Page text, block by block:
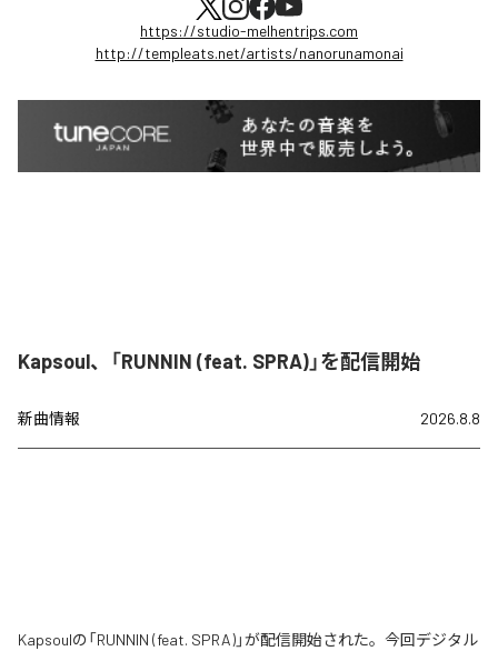
https://studio-melhentrips.com
http://templeats.net/artists/nanorunamonai
Kapsoul、「RUNNIN (feat. SPRA)」を配信開始
新曲情報 2026.8.8
Kapsoulの「RUNNIN (feat. SPRA)」が配信開始された。今回デジタル